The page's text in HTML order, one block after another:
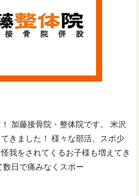
加藤接骨院・整体院です。 米沢
きました！ 様々な部活、スポ少
我をされてくるお子様も増えてき
日で痛みなくスポー